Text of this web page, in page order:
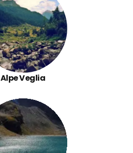
Alpe Veglia